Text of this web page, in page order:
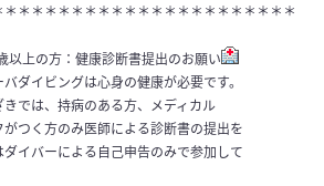
＊＊＊＊＊＊＊＊＊＊＊＊＊＊＊＊＊＊＊＊＊
以上の方：健康診断書提出のお願い
ダイビングは心身の健康が必要です。
では、持病のある方、メディカル
つく方のみ医師による診断書の提出を
イバーによる自己申告のみで参加して